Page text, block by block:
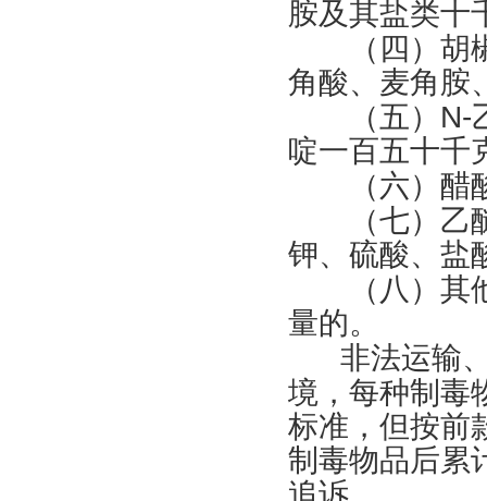
胺及其盐类十
（四）胡椒
角酸、麦角胺
（五） N-
啶一百五十千
（六）醋酸
（七）乙醚
钾、硫酸、盐
（八）其他
量的。
非法运输
境，每种制毒
标准，但按前
制毒物品后累
追诉。